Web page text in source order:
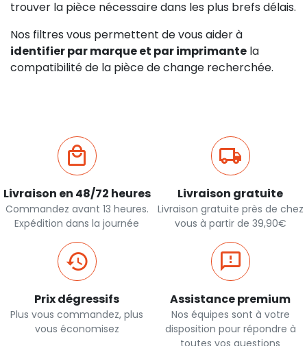
trouver la pièce nécessaire dans les plus brefs délais.
Nos filtres vous permettent de vous aider à
identifier par marque et par imprimante la
compatibilité de la pièce de change recherchée.
Livraison en 48/72 heures
Commandez avant 13 heures.
Expédition dans la journée
Livraison gratuite
Livraison gratuite près de chez
vous à partir de 39,90€
Prix dégressifs
Plus vous commandez, plus
vous économisez
Assistance premium
Nos équipes sont à votre
disposition pour répondre à
toutes vos questions